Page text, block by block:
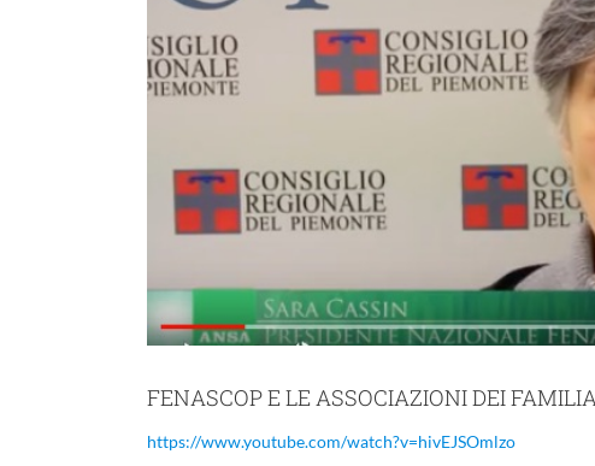
FENASCOP E LE ASSOCIAZIONI DEI
https://www.youtube.com/watch?v=hivEJSOmlzo